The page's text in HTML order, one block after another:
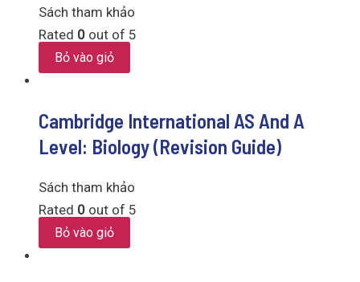
Sách tham khảo
Rated 0 out of 5
Bỏ vào giỏ
Cambridge International AS And A
Level: Biology (Revision Guide)
Sách tham khảo
Rated 0 out of 5
Bỏ vào giỏ